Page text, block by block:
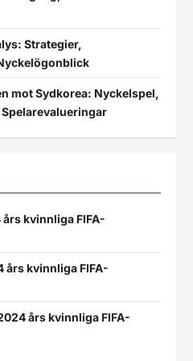
Strategier,
mot Sydkorea: Nyckelspel,
kvinnliga FIFA-
års kvinnliga FIFA-
års kvinnliga FIFA-